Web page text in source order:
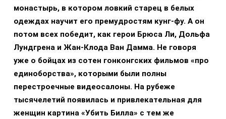
монастырь, в котором ловкий старец в белых
одеждах научит его премудростям кунг-фу. А он
потом всех победит, как герои Брюса Ли, Дольфа
Лундгрена и Жан-Клода Ван Дамма. Не говоря
уже о бойцах из сотен гонконгских фильмов «про
единоборства», которыми были полны
перестроечные видеосалоны. На рубеже
тысячелетий появилась и привлекательная для
женщин картина «Убить Билла» с тем же